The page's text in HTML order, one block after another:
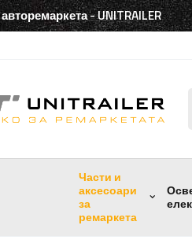
- UNITRAILER
Части и
аксесоари
за
ремаркета